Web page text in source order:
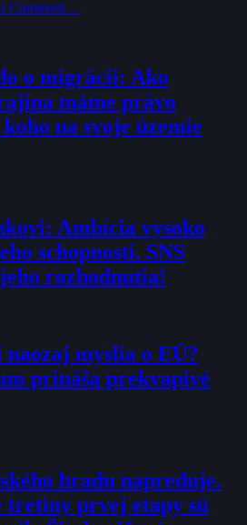
o migrácii: Ako
máme právo
na svoje územie
Ambícia vysoko
schopnosti. SNS
rozhodnutia!
naozaj myslia o EÚ?
prináša prekvapivé
hradu napreduje.
tretiny prvej etapy sú